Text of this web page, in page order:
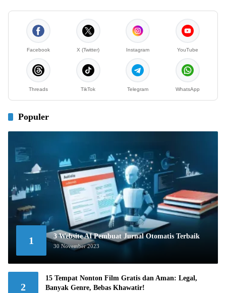
Facebook X (Twitter) Instagram YouTube
Threads TikTok Telegram WhatsApp
Populer
1 3 Website AI Pembuat Jurnal Otomatis Terbaik
30 November 2023
2
15 Tempat Nonton Film Gratis dan Aman: Legal,
Banyak Genre, Bebas Khawatir!